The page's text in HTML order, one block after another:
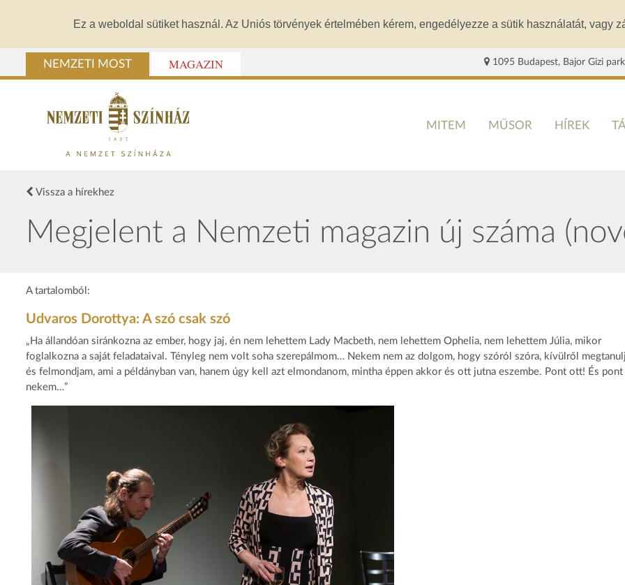
Ez a weboldal sütiket használ. Az Uniós törvények értelmében kérem, engedélyezze a sütik használatát, vagy
NEMZETI MOST MAGAZIN 1095 Budapest, Bajor Gizi
MITEM MŰSOR HÍREK
Vissza a hírekhez
Megjelent a Nemzeti magazin új száma
A tartalomból:
Udvaros Dorottya: A szó csak szó
„Ha állandóan siránkozna az ember, hogy jaj, én nem lehettem Lady Macbeth, nem lehettem Ophelia, nem lehettem Júlia, mikor
foglalkozna a saját feladataival. Tényleg nem volt soha szerepálmom… Nekem nem az dolgom, hogy szóról szóra, kívülről
és felmondjam, ami a példányban van, hanem úgy kell azt elmondanom, mintha éppen akkor és ott jutna eszembe. Pont ott! És pont
nekem…”